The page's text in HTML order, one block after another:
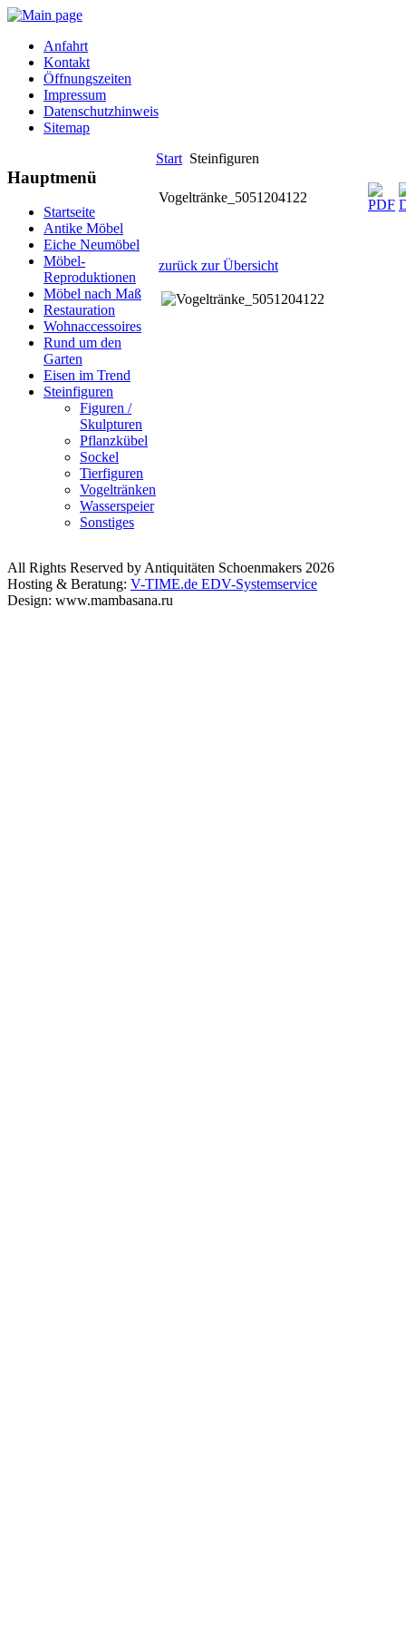
Anfahrt
Kontakt
Öffnungszeiten
Impressum
Datenschutzhinweis
Sitemap
Hauptmenü
Startseite
Antike Möbel
Eiche Neumöbel
Möbel-
Reproduktionen
Möbel nach Maß
Restauration
Wohnaccessoires
Rund um den
Garten
Eisen im Trend
Steinfiguren
Figuren /
Skulpturen
Pflanzkübel
Sockel
Tierfiguren
Vogeltränken
Wasserspeier
Sonstiges
Start Steinfiguren
Vogeltränke_5051204122
zurück zur Übersicht
All Rights Reserved by Antiquitäten Schoenmakers 2026
Hosting & Beratung: V-TIME.de EDV-Systemservice
Design: www.mambasana.ru